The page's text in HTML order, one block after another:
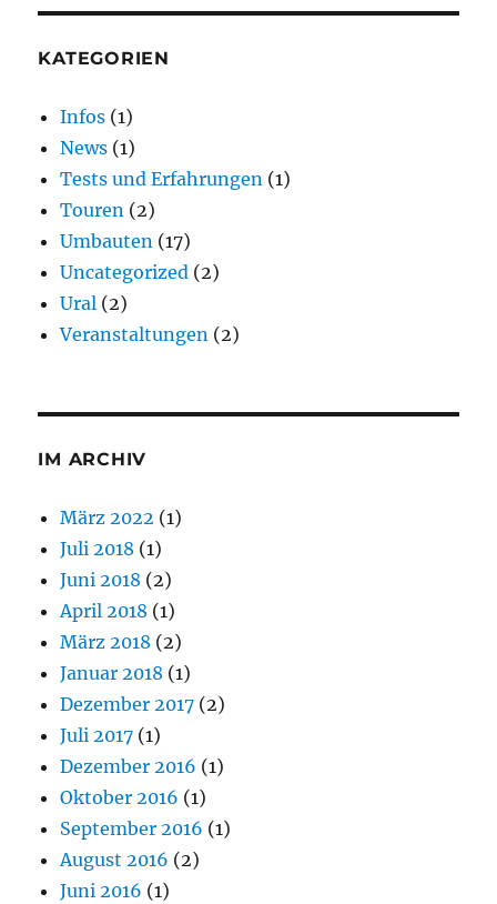
KATEGORIEN
Infos (1)
News (1)
Tests und Erfahrungen (1)
Touren (2)
Umbauten (17)
Uncategorized (2)
Ural (2)
Veranstaltungen (2)
IM ARCHIV
März 2022 (1)
Juli 2018 (1)
Juni 2018 (2)
April 2018 (1)
März 2018 (2)
Januar 2018 (1)
Dezember 2017 (2)
Juli 2017 (1)
Dezember 2016 (1)
Oktober 2016 (1)
September 2016 (1)
August 2016 (2)
Juni 2016 (1)